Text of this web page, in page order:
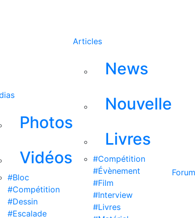
Photos
Vidéos
#Bloc
#Compétition
#Dessin
#Escalade
Articles
News
Nouvelle
Livres
#Compétition
#Évènement
#Film
#Interview
#Livres
Forum